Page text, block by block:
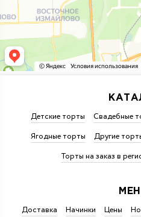
Детские торты Свадебные
Ягодные торты
Другие
Торты на заказ в
Доставка Начинки Цены